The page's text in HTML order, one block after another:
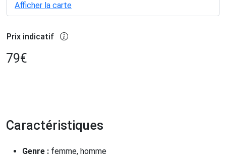
Afficher la carte
Prix indicatif
79€
Caractéristiques
Genre : femme, homme